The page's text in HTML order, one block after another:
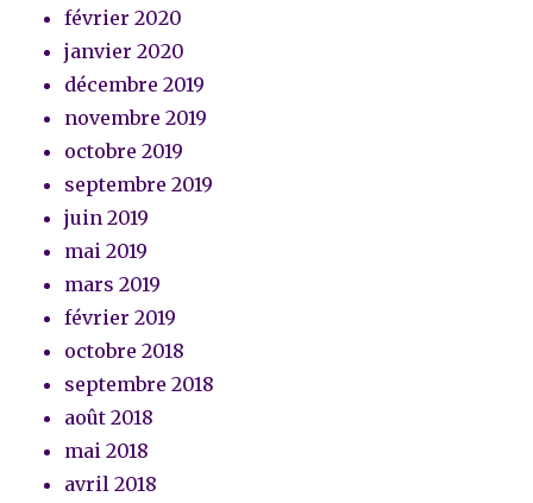
février 2020
janvier 2020
décembre 2019
novembre 2019
octobre 2019
septembre 2019
juin 2019
mai 2019
mars 2019
février 2019
octobre 2018
septembre 2018
août 2018
mai 2018
avril 2018